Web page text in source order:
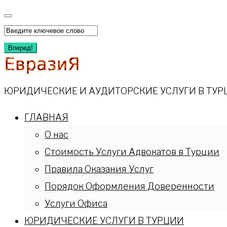
Перейти
к
содержимому
Искать:
Вперед!
ЮРИДИЧЕСКИЕ И АУДИТОРСКИЕ УСЛУГИ В
ГЛАВНАЯ
О нас
Стоимость Услуги Адвокатов в Турции
Правила Оказания Услуг
Порядок Оформления Доверенности
Услуги Офиса
ЮРИДИЧЕСКИЕ УСЛУГИ В ТУРЦИИ